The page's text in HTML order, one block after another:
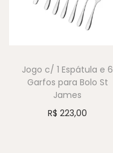
Jogo c/ 1 Espátula e 6
Garfos para Bolo St
James
R$ 223,00